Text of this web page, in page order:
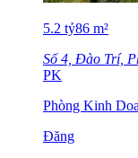
5.2 tỷ86 m²
Số 4, Đào Trí,
PK
Phòng Kinh
Đăng